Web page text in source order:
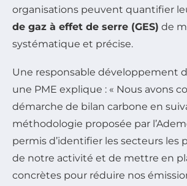
organisations peuvent quantifier
de gaz à effet de serre (GES) de
systématique et précise.
Une responsable développement
une PME explique : « Nous avons
démarche de bilan carbone en
méthodologie proposée par
permis d’identifier les secteurs les
de notre activité et de mettre en
concrètes pour réduire nos